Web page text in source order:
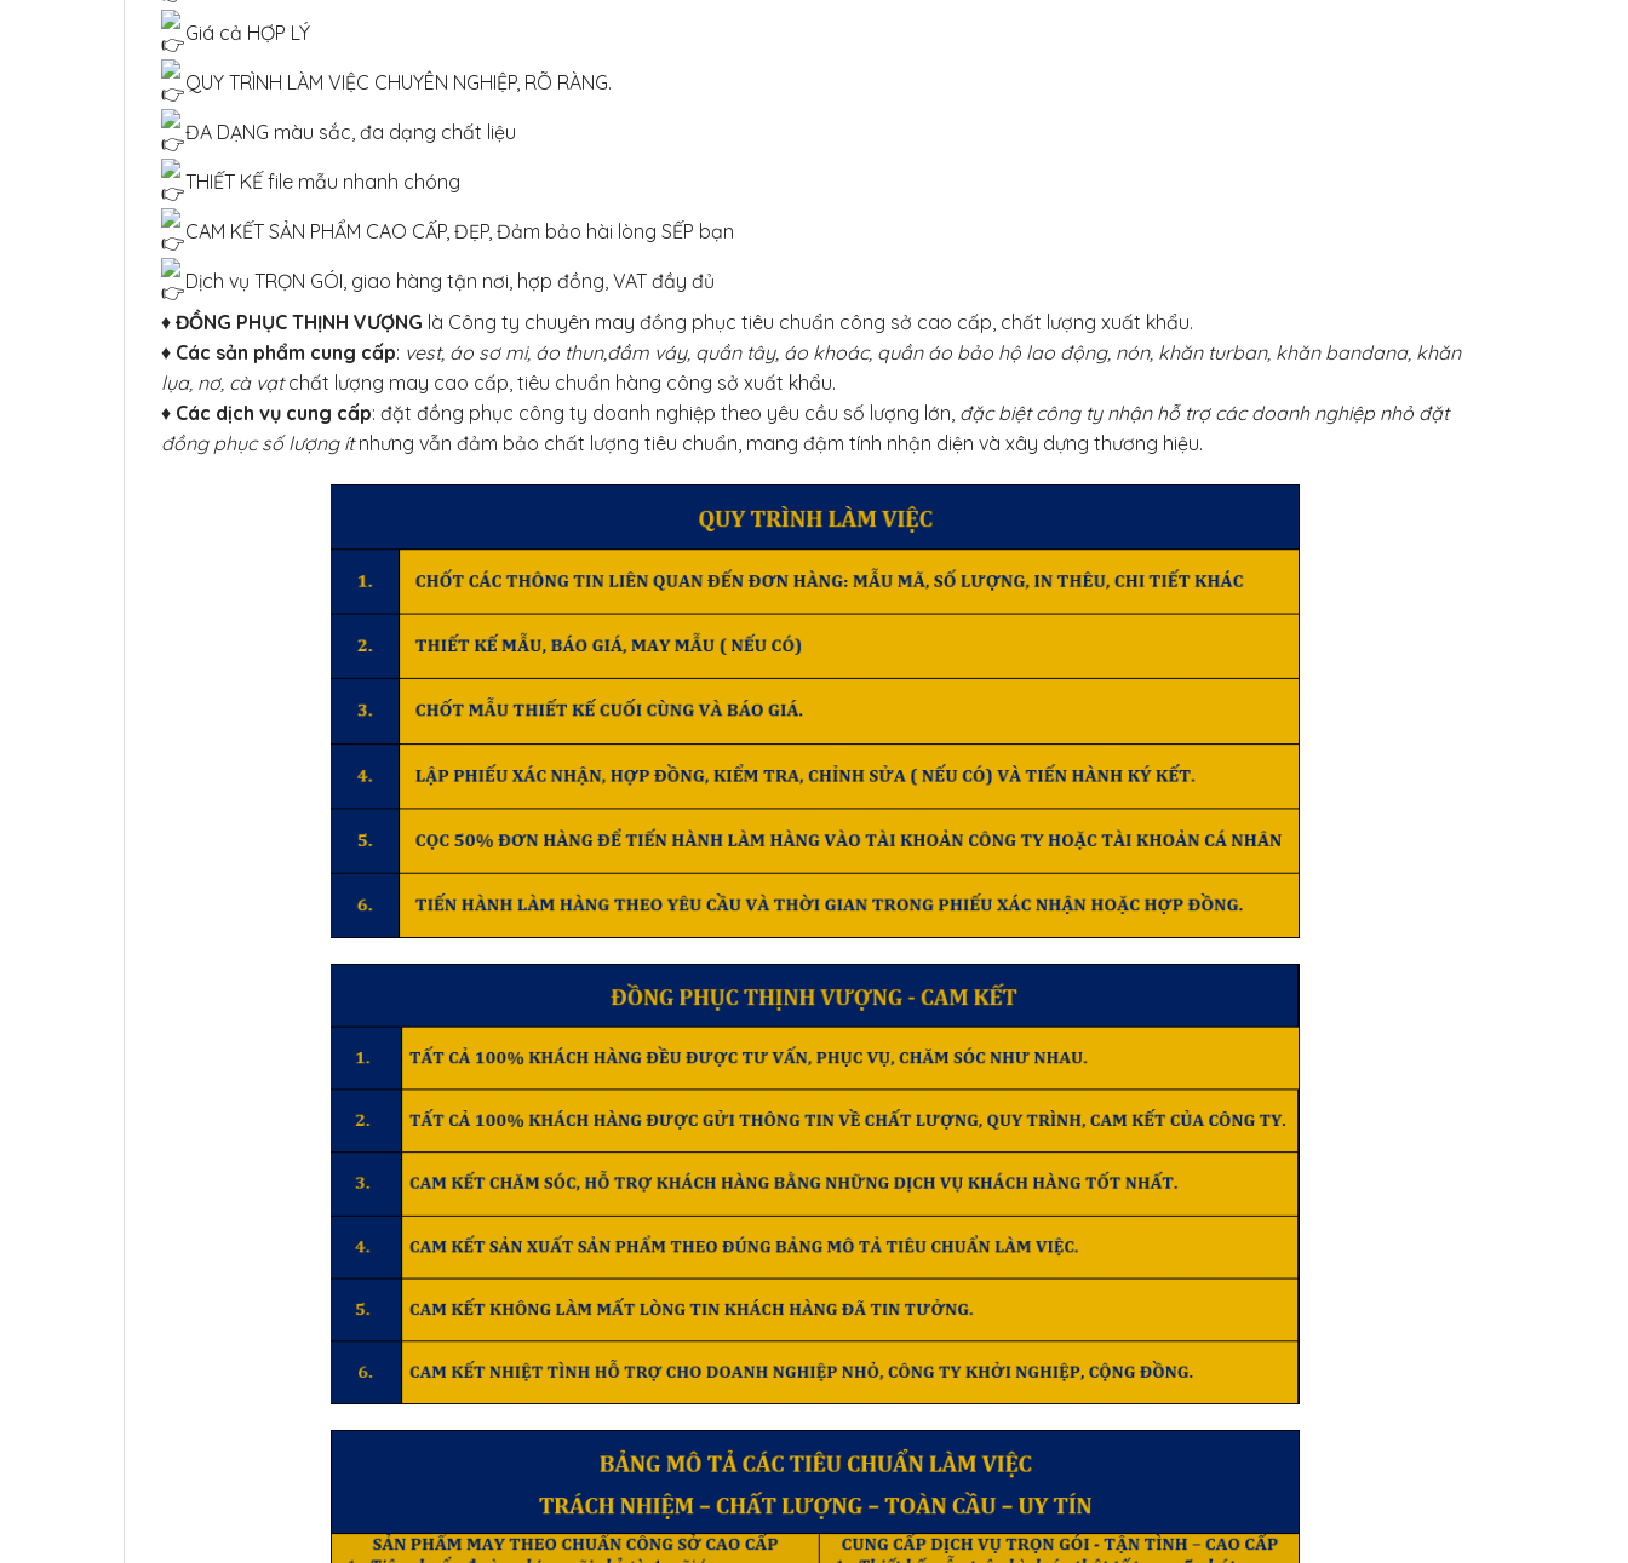
Giá cả HỢP LÝ
QUY TRÌNH LÀM VIỆC CHUYÊN NGHIỆP, RÕ RÀNG.
ĐA DẠNG màu sắc, đa dạng chất liệu
THIẾT KẾ file mẫu nhanh chóng
CAM KẾT SẢN PHẨM CAO CẤP, ĐẸP, Đảm bảo hài lòng SẾP bạn
Dịch vụ TRỌN GÓI, giao hàng tận nơi, hợp đồng, VAT đầy đủ
♦ ĐỒNG PHỤC THỊNH VƯỢNG là Công ty chuyên may đồng phục tiêu chuẩn công sở cao cấp, chất lượng xuất khẩu.
♦ Các sản phẩm cung cấp: vest, áo sơ mi, áo thun,đầm váy, quần tây, áo khoác, quần áo bảo hộ lao động, nón, khăn turban, khăn bandana, khăn
lụa, nơ, cà vạtchất lượng may cao cấp, tiêu chuẩn hàng công sở xuất khẩu.
♦ Các dịch vụ cung cấp: đặt đồng phục công ty doanh nghiệp theo yêu cầu số lượng lớn, đặc biệt công ty nhận hỗ trợ các doanh nghiệp nhỏ đặt
đồng phục số lượng ítnhưng vẫn đảm bảo chất lượng tiêu chuẩn, mang đậm tính nhận diện và xây dựng thương hiệu.